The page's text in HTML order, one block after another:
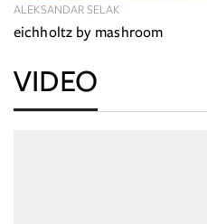
eichholtz by mashroom
ALEKSANDAR SELAK
VIDEO